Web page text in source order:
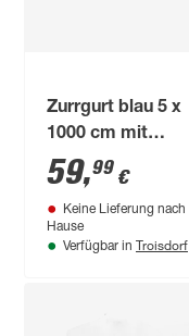
Zurrgurt blau 5 x
1000 cm mit
Karabinerhaken
59,99 €
Keine Lieferung nach
Hause
Verfügbar in Troisdorf